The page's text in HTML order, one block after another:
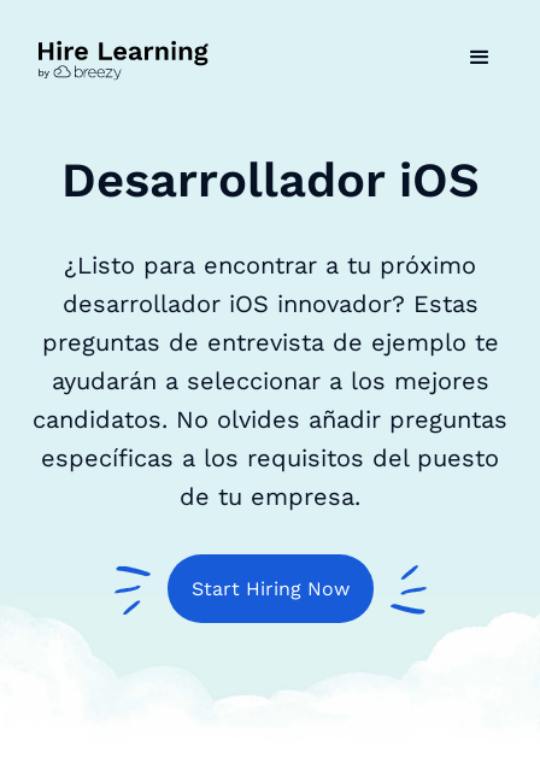
Desarrollador iOS
¿Listo para encontrar a tu próximo
desarrollador iOS innovador? Estas
preguntas de entrevista de ejemplo te
ayudarán a seleccionar a los mejores
candidatos. No olvides añadir preguntas
específicas a los requisitos del puesto
de tu empresa.
Start Hiring Now